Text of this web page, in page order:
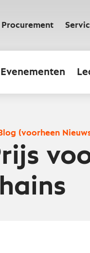
Procurement
Evenementen
(voorheen